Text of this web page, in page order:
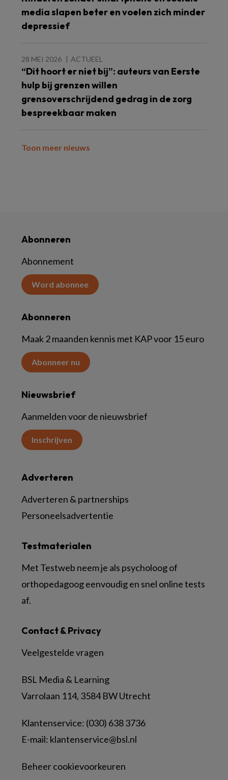
media slapen beter en voelen zich minder
depressief
28 MEI 2026 ACTUEEL
“Dit hoort er niet bij”: auteurs van Eerste
hulp bij grenzen willen
grensoverschrijdend gedrag in de zorg
bespreekbaar maken
Toon meer nieuws
Abonneren
Abonnement
Word abonnee
Abonneren
Maak 2 maanden kennis met KAP voor 15 euro
Abonneer nu
Nieuwsbrief
Aanmelden voor de nieuwsbrief
Inschrijven
Contact & Privacy
Veelgestelde vragen
BSL Media & Learning
Varrolaan 114, 3584 BW Utrecht
Klantenservice: (030) 638 3736
E-mail: klantenservice@bsl.nl
Beheer cookievoorkeuren
Testmaterialen
Met Testweb neem je als psycholoog of
orthopedagoog eenvoudig en snel online tests
af.
Adverteren
Adverteren & partnerships
Personeelsadvertentie